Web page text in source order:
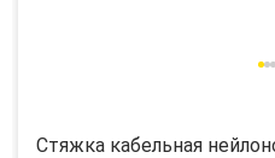
Стяжка кабельная